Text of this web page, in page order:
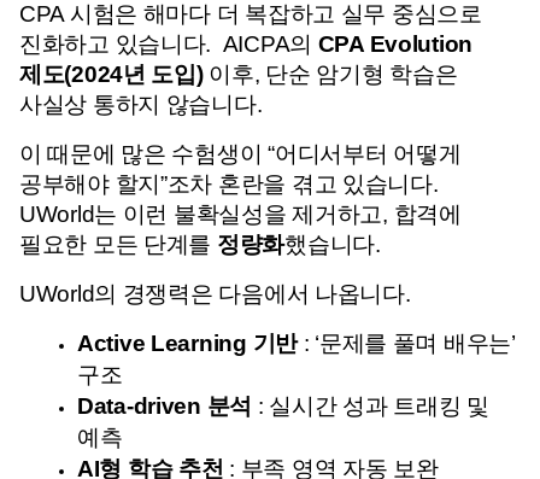
CPA 시험은 해마다 더 복잡하고 실무 중심으로
진화하고 있습니다. AICPA의 CPA Evolution
제도(2024년 도입) 이후, 단순 암기형 학습은
사실상 통하지 않습니다.
이 때문에 많은 수험생이 “어디서부터 어떻게
UWorld는 이런 불확실성을 제거하고, 합격에
필요한 모든 단계를 정량화했습니다.
UWorld의 경쟁력은 다음에서 나옵니다.
Active Learning 기반 : ‘문제를 풀며 배우는’
구조
Data-driven 분석 : 실시간 성과 트래킹 및
예측
AI형 학습 추천 : 부족 영역 자동 보완